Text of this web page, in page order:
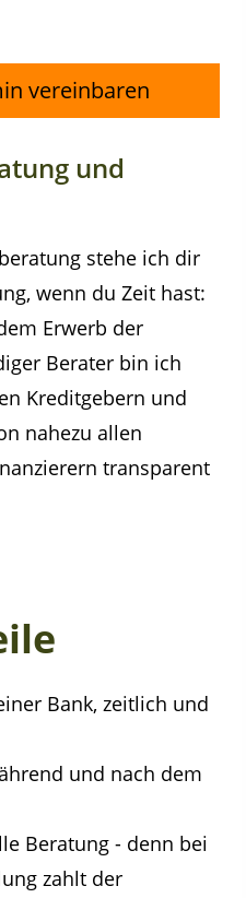
vereinbaren
und
stehe ich dir
wenn du Zeit hast:
Erwerb der
Berater bin ich
Kreditgebern und
nahezu allen
transparent
Bank, zeitlich und
und nach dem
Beratung - denn bei
zahlt der